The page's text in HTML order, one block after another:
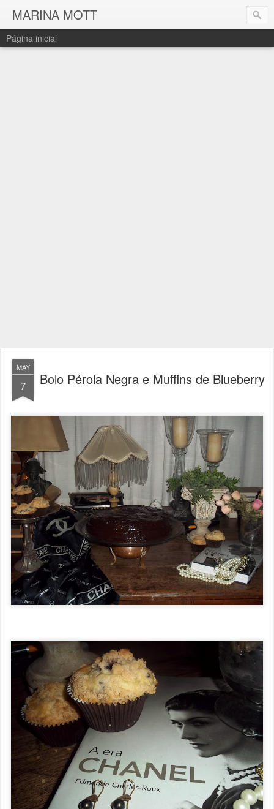
MARINA MOTT
Página inicial
MAY
7 Bolo Pérola Negra e Muffins de Blueberry